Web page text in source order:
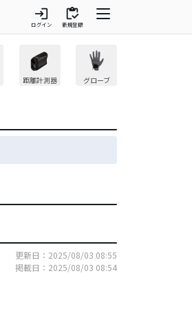
login
ログイン
inventory
新規登録
距離計測器 グローブ
更新日：2025/08/03 08:55
掲載日：2025/08/03 08:54